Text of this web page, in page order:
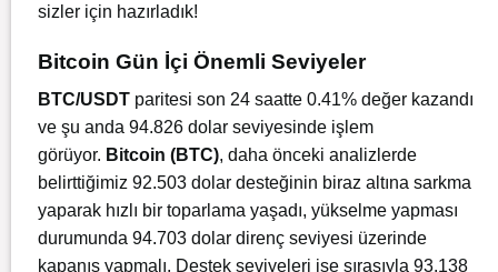
sizler için hazırladık!
Bitcoin Gün İçi Önemli Seviyeler
BTC/USDT paritesi son 24 saatte 0.41% değer kazandı
ve şu anda 94.826 dolar seviyesinde işlem
görüyor. Bitcoin (BTC), daha önceki analizlerde
belirttiğimiz 92.503 dolar desteğinin biraz altına sarkma
yaparak hızlı bir toparlama yaşadı, yükselme yapması
durumunda 94.703 dolar direnç seviyesi üzerinde
kapanış yapmalı. Destek seviyeleri ise sırasıyla 93.138